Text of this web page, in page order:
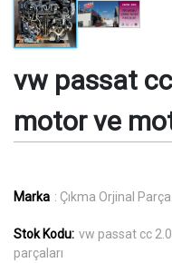
vw passat
motor ve
Marka : Çıkma Orjinal Parça
Stok Kodu: vw passat cc
parçaları